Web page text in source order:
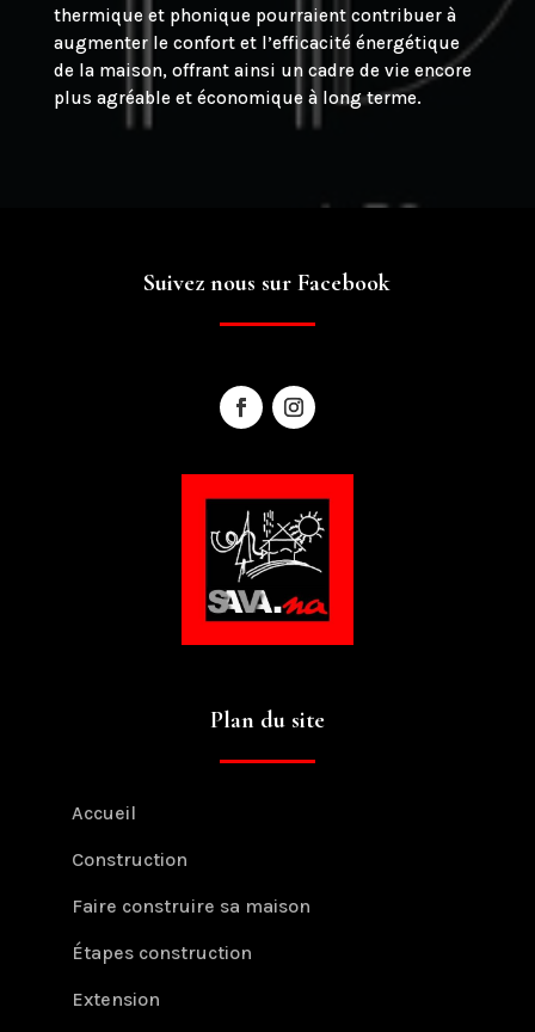
thermique et phonique pourraient contribuer à
augmenter le confort et l’efficacité énergétique
de la maison, offrant ainsi un cadre de vie encore
plus agréable et économique à long terme.
Suivez nous sur Facebook
Plan du site
Accueil
Construction
Faire construire sa maison
Étapes construction
Extension